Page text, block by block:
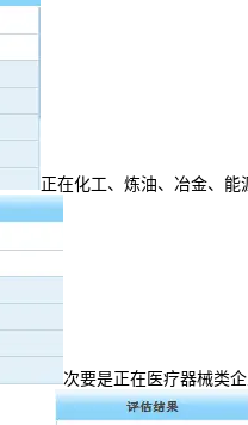
正在化工、炼油、冶金、
次要是正在医疗器械类